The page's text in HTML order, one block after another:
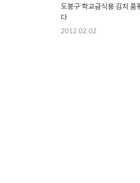
도봉구 학교급식용 김치 품
다
2012.02.02